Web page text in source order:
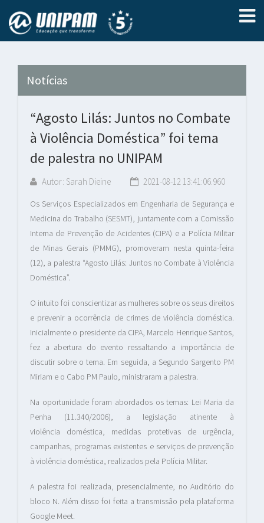
Notícias
“Agosto Lilás: Juntos no Combate
à Violência Doméstica” foi tema
de palestra no UNIPAM
Autor: Sarah Dieine 2021-08-12 13:41:06.960
Os Serviços Especializados em Engenharia de Segurança e
Medicina do Trabalho (SESMT), juntamente com a Comissão
Interna de Prevenção de Acidentes (CIPA) e a Polícia Militar
de Minas Gerais (PMMG), promoveram nesta quinta-feira
(12), a palestra “Agosto Lilás: Juntos no Combate à Violência
Doméstica”.
O intuito foi conscientizar as mulheres sobre os seus direitos
e prevenir a ocorrência de crimes de violência doméstica.
Inicialmente o presidente da CIPA, Marcelo Henrique Santos,
fez a abertura do evento ressaltando a importância de
discutir sobre o tema. Em seguida, a Segundo Sargento PM
Miriam e o Cabo PM Paulo, ministraram a palestra.
Na oportunidade foram abordados os temas: Lei Maria da
Penha (11.340/2006), a legislação atinente à
violência doméstica, medidas protetivas de urgência,
campanhas, programas existentes e serviços de prevenção
à violência doméstica, realizados pela Polícia Militar.
A palestra foi realizada, presencialmente, no Auditório do
bloco N. Além disso foi feita a transmissão pela plataforma
Google Meet.